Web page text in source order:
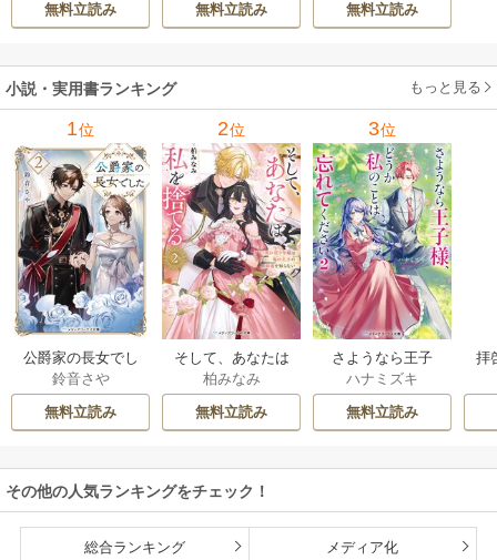
無料立読み
無料立読み
無料立読み
小説・実用書ランキング もっと見る
1位
公爵家の長女でし
た
鈴音さや
無料立読み
2位
そして、あなたは
私を捨てる
柏みなみ
無料立読み
3位
さようなら王子
様、どうか私のこ
とは忘れてくださ
い
ハナミズキ
無料立読み
拝
その他の人気ランキングをチェック！
総合ランキング メディア化